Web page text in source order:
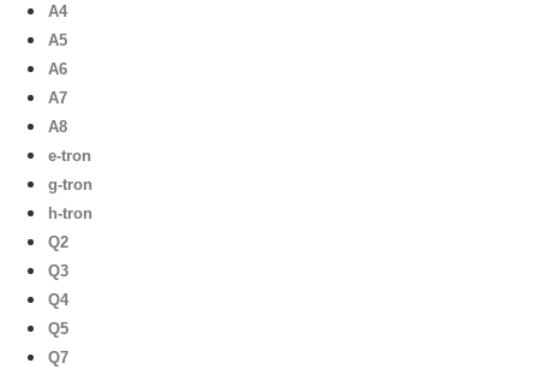
A4
A5
A6
A7
A8
e-tron
g-tron
h-tron
Q2
Q3
Q4
Q5
Q7